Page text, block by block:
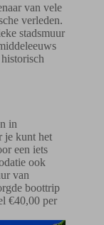
van vele
verleden.
stadsmuur
in
je kunt het
een iets
ook
van
boottrip
€40,00 per